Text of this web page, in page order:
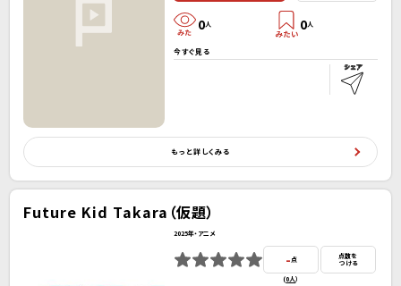
0人 0人
今すぐ見る
もっと詳しくみる
Future Kid Takara（仮題）
2025年・アニメ
-点
(0人）
点数を
つける